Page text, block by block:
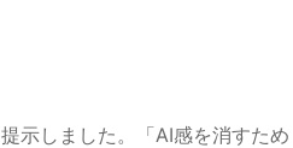
示しました。「AI感を消すため